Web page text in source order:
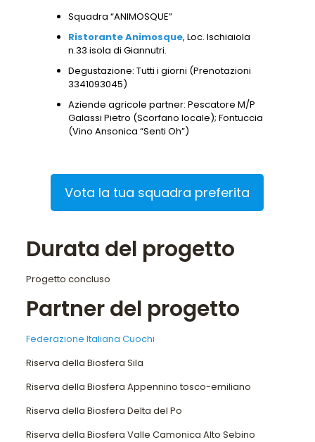
Squadra “ANIMOSQUE”
Ristorante Animosque, Loc. Ischiaiola
n.33 isola di Giannutri.
Degustazione: Tutti i giorni (Prenotazioni
3341093045)
Aziende agricole partner: Pescatore M/P
Galassi Pietro (Scorfano locale); Fontuccia
(Vino Ansonica “Senti Oh”)
Vota la tua squadra preferita
Durata del progetto
Progetto concluso
Partner del progetto
Federazione Italiana Cuochi
Riserva della Biosfera Sila
Riserva della Biosfera Appennino tosco-emiliano
Riserva della Biosfera Delta del Po
Riserva della Biosfera Valle Camonica Alto Sebino